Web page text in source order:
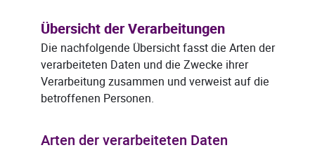
Übersicht der Verarbeitungen
Die nachfolgende Übersicht fasst die Arten der
verarbeiteten Daten und die Zwecke ihrer
Verarbeitung zusammen und verweist auf die
betroffenen Personen.
Arten der verarbeiteten Daten